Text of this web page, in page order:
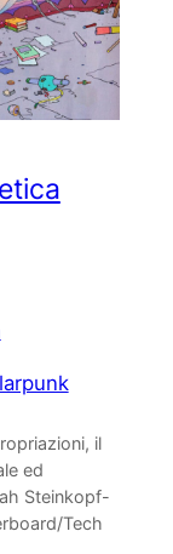
il
ed
Steinkopf-
Tech